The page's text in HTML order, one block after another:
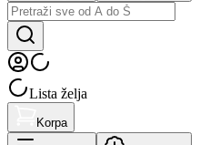
Lista želja
Korpa